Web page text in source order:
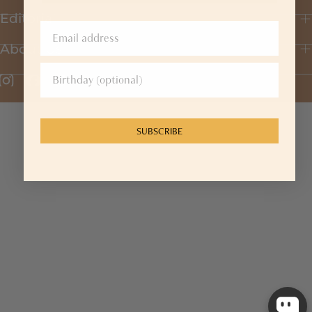
Editorial
About Us
SUBSCRIBE